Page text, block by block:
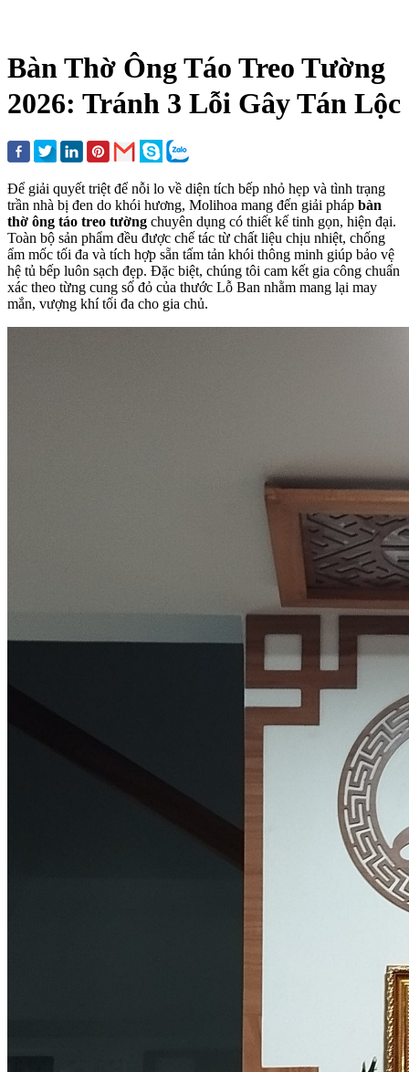
Bàn Thờ Ông Táo Treo Tường
2026: Tránh 3 Lỗi Gây Tán Lộc
Để giải quyết triệt để nỗi lo về diện tích bếp nhỏ hẹp và tình trạng
trần nhà bị đen do khói hương, Molihoa mang đến giải pháp bàn
thờ ông táo treo tường chuyên dụng có thiết kế tinh gọn, hiện đại.
Toàn bộ sản phẩm đều được chế tác từ chất liệu chịu nhiệt, chống
ẩm mốc tối đa và tích hợp sẵn tấm tản khói thông minh giúp bảo vệ
hệ tủ bếp luôn sạch đẹp. Đặc biệt, chúng tôi cam kết gia công chuẩn
xác theo từng cung số đỏ của thước Lỗ Ban nhằm mang lại may
mắn, vượng khí tối đa cho gia chủ.